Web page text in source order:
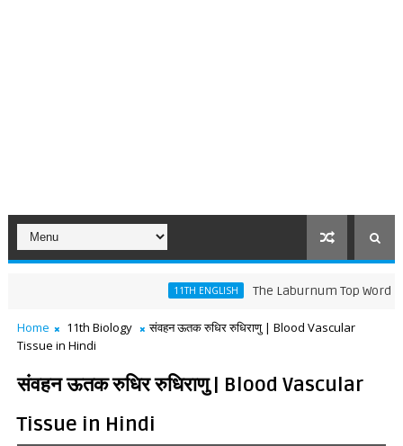
11TH ENGLISH The Laburnum Top Words
Home 11th Biology
संवहन ऊतक रुधिर रुधिराणु | Blood Vascular
Tissue in Hindi
संवहन ऊतक रुधिर रुधिराणु | Blood Vascular
Tissue in Hindi